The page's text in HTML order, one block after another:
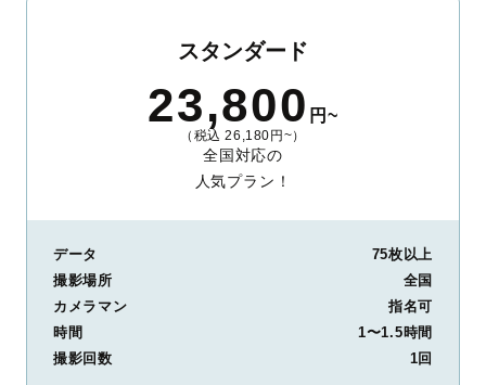
整。自然な雰囲気を残しつつも、おしゃれで洗練された仕上がり
に。きっと「こんな写真を撮ってほしかった！」と思える一枚に
出会えます。まずは、ラブグラフの撮影事例
スタンダード
23,800 円~
（税込 26,180円~）
全国対応の
人気プラン！
データ
75枚以上
撮影場所
全国
カメラマン
指名可
時間
1〜1.5時間
撮影回数
1回